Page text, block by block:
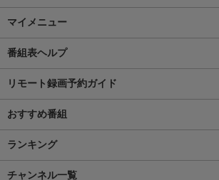
マイメニュー
番組表ヘルプ
リモート録画予約ガイド
おすすめ番組
ランキング
チャンネル一覧